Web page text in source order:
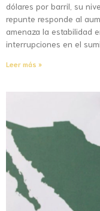
dólares por barril, su
repunte responde al
amenaza la estabilidad
interrupciones en el
Leer más »